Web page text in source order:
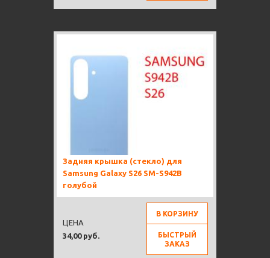
Задняя крышка (стекло) для
Samsung Galaxy S26 SM-S942B
голубой
34,00 руб.
ЦЕНА
В КОРЗИНУ
БЫСТРЫЙ
ЗАКАЗ